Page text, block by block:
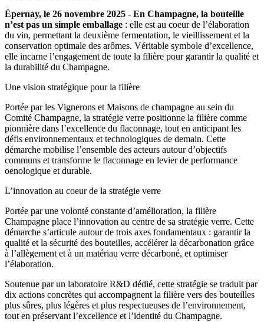
Épernay, le 26 novembre 2025 - En Champagne, la bouteille
n’est pas un simple emballage : elle est au coeur de l’élaboration
du vin, permettant la deuxième fermentation, le vieillissement et la
conservation optimale des arômes. Véritable symbole d’excellence,
elle incarne l’engagement de toute la filière pour garantir la qualité et
la durabilité du Champagne.
Une vision stratégique pour la filière
Portée par les Vignerons et Maisons de champagne au sein du
Comité Champagne, la stratégie verre positionne la filière comme
pionnière dans l’excellence du flaconnage, tout en anticipant les
défis environnementaux et technologiques de demain. Cette
démarche mobilise l’ensemble des acteurs autour d’objectifs
communs et transforme le flaconnage en levier de performance
oenologique et durable.
L’innovation au coeur de la stratégie verre
Portée par une volonté constante d’amélioration, la filière
Champagne place l’innovation au centre de sa stratégie verre. Cette
démarche s’articule autour de trois axes fondamentaux : garantir la
qualité et la sécurité des bouteilles, accélérer la décarbonation grâce
à l’allègement et à un matériau verre décarboné, et optimiser
l’élaboration.
Soutenue par un laboratoire R&D dédié, cette stratégie se traduit par
dix actions concrètes qui accompagnent la filière vers des bouteilles
plus sûres, plus légères et plus respectueuses de l’environnement,
tout en préservant l’excellence et l’identité du Champagne.